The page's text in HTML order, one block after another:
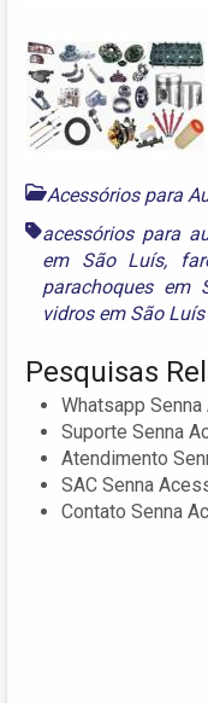
Acessórios para
acessórios para
em São Luís,
parachoques em
vidros em São Luís
Pesquisas
Whatsapp
Suporte Senna
Atendimento
SAC Senna
Contato Senna